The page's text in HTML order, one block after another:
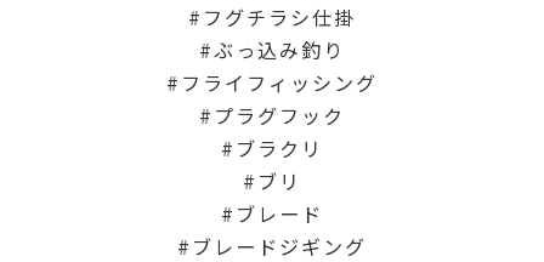
フグチラシ仕掛
ぶっ込み釣り
フライフィッシング
プラグフック
ブラクリ
ブリ
ブレード
ブレードジギング